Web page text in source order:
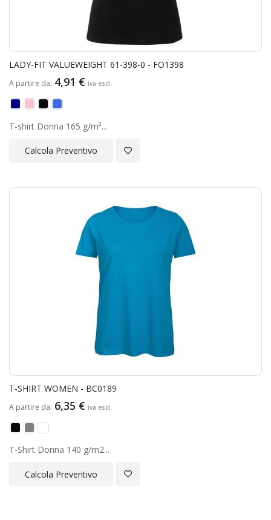
LADY-FIT VALUEWEIGHT 61-398-0 - FO1398
A partire da 4,91 €
T-shirt Donna 165 g/m²...
Calcola Preventivo Aggiungi alla Lista Desideri
T-SHIRT WOMEN - BC0189
A partire da 6,35 €
T-Shirt Donna 140 g/m2...
Calcola Preventivo Aggiungi alla Lista Desideri